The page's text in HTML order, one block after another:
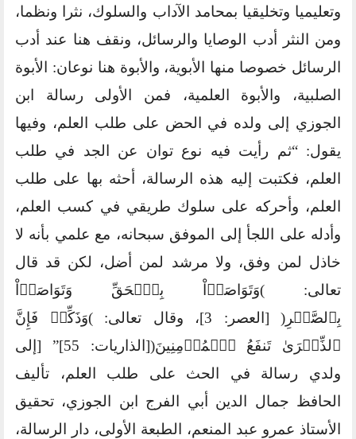
وتعليميا وتخليقيا بمحامد الآداب والسلوك، نثرا ونظما،
ومن النثر أدب الوصايا والرسائل، ونقف هنا عند أدب
الرسائل خصوصا منها الأبوية، والأبوة هنا نوعان: الأبوة
الصلبية، والأبوة العلمية، فمن الأولى رسالة ابن
الجوزي إلى ولده في الحض على طلب العلم، وفيها
يقول: “ثم رأيت فيه نوع توان عن الجد في طلب
العلم، فكتبت إليه هذه الرسالة، أحثه بها على طلب
العلم، وأحركه على سلوك طريقي في كسب العلم،
وأدله على اللجأ إلى الموفق سبحانه، مع علمي بأنه لا
خاذل لمن وفق، ولا مرشد لمن أضل، لكن قد قال
تعالى: )وَتَوَاصَوۡاْ بِٱلۡحَقِّ وَتَوَاصَوۡاْ
بِٱلصَّبۡرِ( [العصر: 3]، وقال تعالى: )وَذَكِّرۡ فَإِنَّ
ٱلذِّكۡرَىٰ تَنفَعُ ٱلۡمُؤۡمِنِينَ([الذاريات: 55]” [إلى
ولدي رسالة في الحث على طلب العلم، تأليف
الحافظ جمال الدين أبي الفرج ابن الجوزي، تحقيق
الأستاذ عمرو عبد المنعم، الطبعة الأولى، دار الرسالة،